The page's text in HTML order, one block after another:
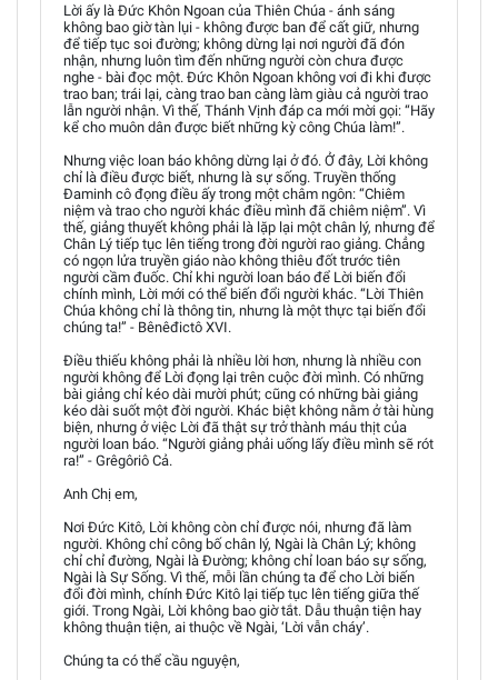
Lời ấy là Đức Khôn Ngoan của Thiên Chúa - ánh sáng
không bao giờ tàn lụi - không được ban để cất giữ, nhưng
để tiếp tục soi đường; không dừng lại nơi người đã đón
nhận, nhưng luôn tìm đến những người còn chưa được
nghe - bài đọc một. Đức Khôn Ngoan không vơi đi khi được
trao ban; trái lại, càng trao ban càng làm giàu cả người trao
lẫn người nhận. Vì thế, Thánh Vịnh đáp ca mới mời gọi: “Hãy
kể cho muôn dân được biết những kỳ công Chúa làm!”.
Nhưng việc loan báo không dừng lại ở đó. Ở đây, Lời không
chỉ là điều được biết, nhưng là sự sống. Truyền thống
Đaminh cô đọng điều ấy trong một châm ngôn: “Chiêm
niệm và trao cho người khác điều mình đã chiêm niệm”. Vì
thế, giảng thuyết không phải là lặp lại một chân lý, nhưng để
Chân Lý tiếp tục lên tiếng trong đời người rao giảng. Chẳng
có ngọn lửa truyền giáo nào không thiêu đốt trước tiên
người cầm đuốc. Chỉ khi người loan báo để Lời biến đổi
chính mình, Lời mới có thể biến đổi người khác. “Lời Thiên
Chúa không chỉ là thông tin, nhưng là một thực tại biến đổi
chúng ta!” - Bênêđictô XVI.
Điều thiếu không phải là nhiều lời hơn, nhưng là nhiều con
người không để Lời đọng lại trên cuộc đời mình. Có những
bài giảng chỉ kéo dài mười phút; cũng có những bài giảng
kéo dài suốt một đời người. Khác biệt không nằm ở tài hùng
biện, nhưng ở việc Lời đã thật sự trở thành máu thịt của
người loan báo. “Người giảng phải uống lấy điều mình sẽ rót
ra!” - Grêgôriô Cả.
Anh Chị em,
Nơi Đức Kitô, Lời không còn chỉ được nói, nhưng đã làm
người. Không chỉ công bố chân lý, Ngài là Chân Lý; không
chỉ chỉ đường, Ngài là Đường; không chỉ loan báo sự sống,
Ngài là Sự Sống. Vì thế, mỗi lần chúng ta để cho Lời biến
đổi đời mình, chính Đức Kitô lại tiếp tục lên tiếng giữa thế
giới. Trong Ngài, Lời không bao giờ tắt. Dẫu thuận tiện hay
không thuận tiện, ai thuộc về Ngài, ‘Lời vẫn cháy’.
Chúng ta có thể cầu nguyện,